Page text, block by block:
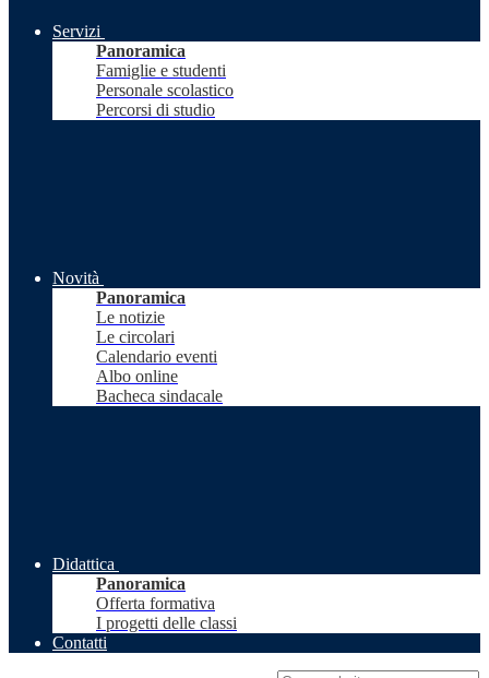
Servizi
Panoramica
Famiglie e studenti
Personale scolastico
Percorsi di studio
Novità
Panoramica
Le notizie
Le circolari
Calendario eventi
Albo online
Bacheca sindacale
Didattica
Panoramica
Offerta formativa
I progetti delle classi
Contatti